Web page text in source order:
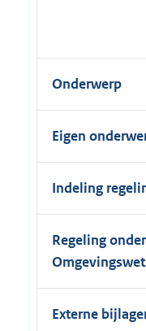
Onderwerp
Eigen
Indeling
Regeling
Omgevingswet
Externe